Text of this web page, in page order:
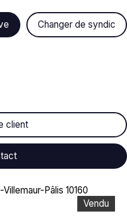
Changer de syndic
client
Vendu